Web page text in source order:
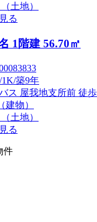
土地）
る
1階建 56.70㎡
/1K/築9年
ス 屋我地支所前 徒
建物）
土地）
る
件